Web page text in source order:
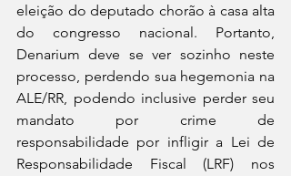
eleição do deputado chorão à casa alta
do congresso nacional. Portanto,
Denarium deve se ver sozinho neste
processo, perdendo sua hegemonia na
ALE/RR, podendo inclusive perder seu
mandato por crime de
responsabilidade por infligir a Lei de
Responsabilidade Fiscal (LRF) nos